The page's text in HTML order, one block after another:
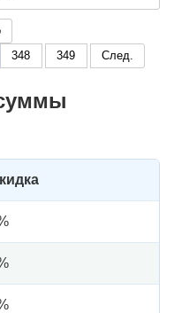
348 349 След.